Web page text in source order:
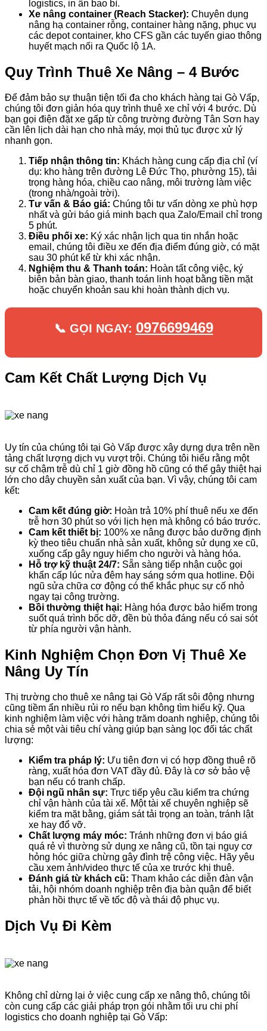
logistics, in ấn bao bì.
Xe nâng container (Reach Stacker): Chuyên dụng
nâng hạ container rỗng, container hàng nặng, phục vụ
các depot container, kho CFS gần các tuyến giao thông
huyết mạch nối ra Quốc lộ 1A.
Quy Trình Thuê Xe Nâng – 4 Bước
Để đảm bảo sự thuận tiện tối đa cho khách hàng tại Gò Vấp,
chúng tôi đơn giản hóa quy trình thuê xe chỉ với 4 bước. Dù
bạn gọi điện đặt xe gấp từ công trường đường Tân Sơn hay
cần lên lịch dài hạn cho nhà máy, mọi thủ tục được xử lý
nhanh gọn.
Tiếp nhận thông tin: Khách hàng cung cấp địa chỉ (ví
dụ: kho hàng trên đường Lê Đức Thọ, phường 15), tải
trọng hàng hóa, chiều cao nâng, môi trường làm việc
(trong nhà/ngoài trời).
Tư vấn & Báo giá: Chúng tôi tư vấn dòng xe phù hợp
nhất và gửi báo giá minh bạch qua Zalo/Email chỉ trong
5 phút.
Điều phối xe: Ký xác nhận lịch qua tin nhắn hoặc
email, chúng tôi điều xe đến địa điểm đúng giờ, có mặt
sau 30 phút kể từ khi xác nhận.
Nghiệm thu & Thanh toán: Hoàn tất công việc, ký
biên bản bàn giao, thanh toán linh hoạt bằng tiền mặt
hoặc chuyển khoản sau khi hoàn thành dịch vụ.
📞 GỌI NGAY: 0976699469
Cam Kết Chất Lượng Dịch Vụ
Uy tín của chúng tôi tại Gò Vấp được xây dựng dựa trên nền
tảng chất lượng dịch vụ vượt trội. Chúng tôi hiểu rằng một
sự cố chậm trễ dù chỉ 1 giờ đồng hồ cũng có thể gây thiệt hại
lớn cho dây chuyền sản xuất của bạn. Vì vậy, chúng tôi cam
kết:
Cam kết đúng giờ: Hoàn trả 10% phí thuê nếu xe đến
trễ hơn 30 phút so với lịch hẹn mà không có báo trước.
Cam kết thiết bị: 100% xe nâng được bảo dưỡng định
kỳ theo tiêu chuẩn nhà sản xuất, không sử dụng xe cũ,
xuống cấp gây nguy hiểm cho người và hàng hóa.
Hỗ trợ kỹ thuật 24/7: Sẵn sàng tiếp nhận cuộc gọi
khẩn cấp lúc nửa đêm hay sáng sớm qua hotline. Đội
ngũ sửa chữa cơ động có thể khắc phục sự cố nhỏ
ngay tại công trường.
Bồi thường thiệt hại: Hàng hóa được bảo hiểm trong
suốt quá trình bốc dỡ, đền bù thỏa đáng nếu có sai sót
từ phía người vận hành.
Kinh Nghiệm Chọn Đơn Vị Thuê Xe
Nâng Uy Tín
Thị trường cho thuê xe nâng tại Gò Vấp rất sôi động nhưng
cũng tiềm ẩn nhiều rủi ro nếu bạn không tìm hiểu kỹ. Qua
kinh nghiệm làm việc với hàng trăm doanh nghiệp, chúng tôi
chia sẻ một vài tiêu chí vàng giúp bạn sàng lọc đối tác chất
lượng:
Kiểm tra pháp lý: Ưu tiên đơn vị có hợp đồng thuê rõ
ràng, xuất hóa đơn VAT đầy đủ. Đây là cơ sở bảo vệ
bạn nếu có tranh chấp.
Đội ngũ nhân sự: Trực tiếp yêu cầu kiểm tra chứng
chỉ vận hành của tài xế. Một tài xế chuyên nghiệp sẽ
kiểm tra mặt bằng, giám sát tải trọng an toàn, tránh lật
xe hay đổ vỡ.
Chất lượng máy móc: Tránh những đơn vị báo giá
quá rẻ vì thường sử dụng xe nâng cũ, tồn tại nguy cơ
hỏng hóc giữa chừng gây đình trệ công việc. Hãy yêu
cầu xem ảnh/video thực tế của xe trước khi thuê.
Đánh giá từ khách cũ: Tham khảo các diễn đàn vận
tải, hội nhóm doanh nghiệp trên địa bàn quận để biết
phản hồi thực tế về tốc độ và thái độ phục vụ.
Dịch Vụ Đi Kèm
Không chỉ dừng lại ở việc cung cấp xe nâng thô, chúng tôi
còn cung cấp các giải pháp trọn gói nhằm tối ưu chi phí
logistics cho doanh nghiệp tại Gò Vấp: